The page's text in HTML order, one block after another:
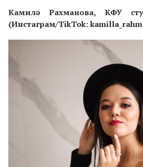
Камилә Рахманова, КФУ
(Инстаграм/TikTok: